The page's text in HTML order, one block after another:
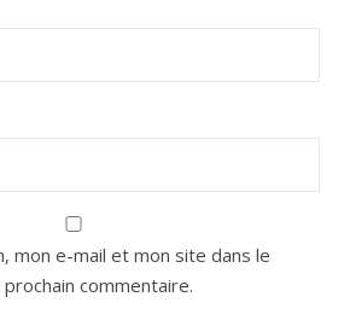
mon e-mail et mon site dans le
commentaire.